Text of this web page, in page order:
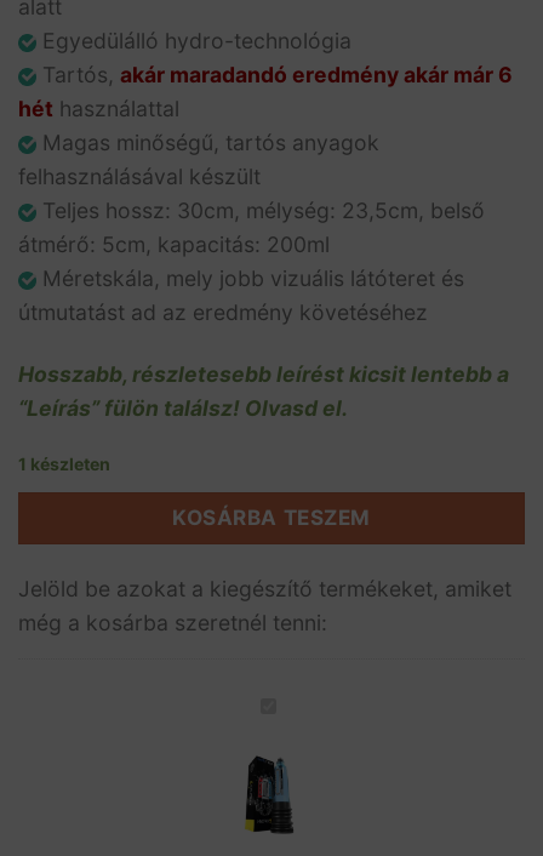
alatt
Egyedülálló hydro-technológia
Tartós, akár maradandó eredmény akár már 6
hét használattal
Magas minőségű, tartós anyagok
felhasználásával készült
Teljes hossz: 30cm, mélység: 23,5cm, belső
átmérő: 5cm, kapacitás: 200ml
Méretskála, mely jobb vizuális látóteret és
útmutatást ad az eredmény követéséhez
Hosszabb, részletesebb leírést kicsit lentebb a
“Leírás” fülön találsz! Olvasd el.
1 készleten
KOSÁRBA TESZEM
Jelöld be azokat a kiegészítő termékeket, amiket
még a kosárba szeretnél tenni:
-
hidraulikus
péniszpumpa